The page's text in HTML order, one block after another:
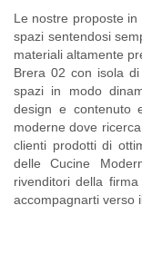
Le nostre proposte
spazi sentendosi
materiali altamente
Brera 02 con isola
spazi in modo
design e contenuto
moderne dove
clienti prodotti di
delleCucine
rivenditori della
accompagnarti verso